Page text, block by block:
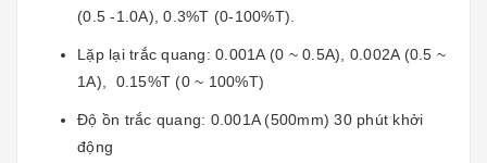
(0.5 -1.0A), 0.3%T (0-100%T).
Lặp lại trắc quang: 0.001A (0 ~ 0.5A), 0.002A (0.5 ~
1A), 0.15%T (0 ~ 100%T)
Độ ồn trắc quang: 0.001A (500mm) 30 phút khởi
động